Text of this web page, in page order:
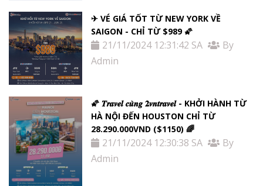
✈ VÉ GIÁ TỐT TỪ NEW YORK VỀ
SAIGON - CHỈ TỪ $989 🌠
21/11/2024 12:31:42 SA
By
Admin
🌠 𝑻𝒓𝒂𝒗𝒆𝒍 𝒄𝒖̀𝒏𝒈 𝟐𝒗𝒏𝒕𝒓𝒂𝒗𝒆𝒍 - KHỞI HÀNH TỪ
HÀ NỘI ĐẾN HOUSTON CHỈ TỪ
28.290.000VND ($1150) 🌈
21/11/2024 12:30:38 SA
By
Admin